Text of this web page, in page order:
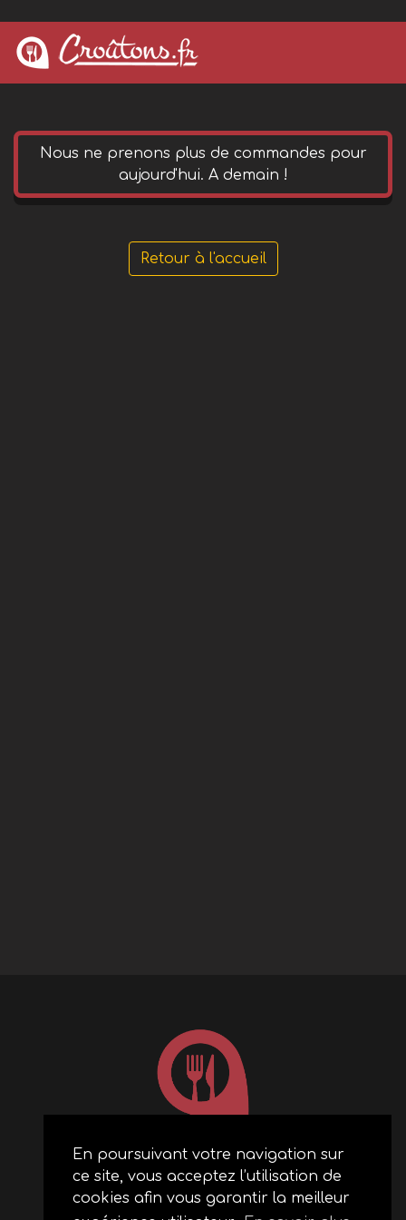
En poursuivant votre navigation sur
ce site, vous acceptez l’utilisation de
cookies afin vous garantir la meilleur
Nous ne prenons plus de commandes pour
aujourd'hui. A demain !
Retour à l'accueil
ACCUEIL